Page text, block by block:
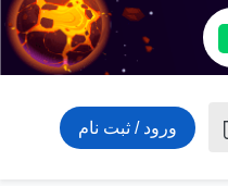
ورود / ثبت نام